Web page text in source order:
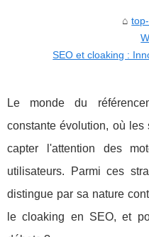
SEO et cloaking :
Le monde du
constante évolution, où
capter l'attention des
utilisateurs. Parmi ces
distingue par sa nature
le cloaking en SEO, et